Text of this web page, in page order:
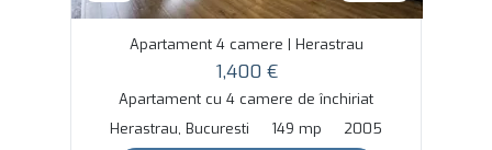
Apartament 4 camere | Herastrau
1,400 €
Apartament cu 4 camere de închiriat
Herastrau, Bucuresti
149 mp 2005